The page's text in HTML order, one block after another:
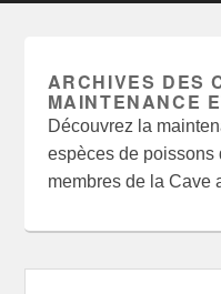
ARCHIVES DES
MAINTENANCE
Découvrez la
espèces de poissons
membres de la Cave